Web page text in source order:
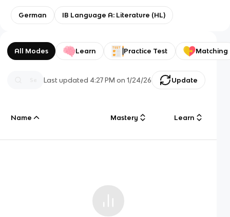
German IB Language A: Literature (HL)
All Modes Learn Practice Test Matching
Last updated 4:27 PM on 1/24/26 Update
Name Mastery Learn